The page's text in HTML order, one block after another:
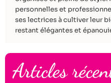
personnelles et
ses lectrices à cultiver leur
restant élégantes et
Articles